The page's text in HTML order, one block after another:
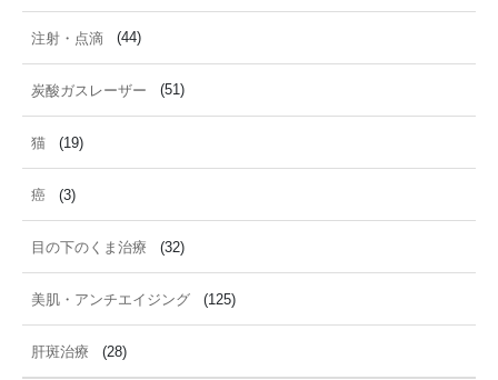
注射・点滴 (44)
炭酸ガスレーザー (51)
猫 (19)
癌 (3)
目の下のくま治療 (32)
美肌・アンチエイジング (125)
肝斑治療 (28)